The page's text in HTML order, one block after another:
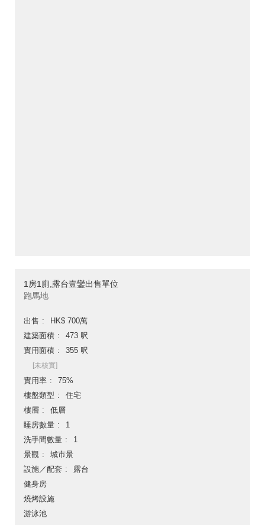
1房1廁,露台壹鑾出售單位
跑馬地
出售
HK$ 700萬
建築面積
473 呎
實用面積
355 呎
[未核實]
實用率
75%
樓盤類型
住宅
樓層
低層
睡房數量
1
洗手間數量
1
景觀
城市景
設施／配套
露台
健身房
燒烤設施
游泳池